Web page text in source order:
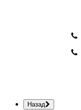
Назад